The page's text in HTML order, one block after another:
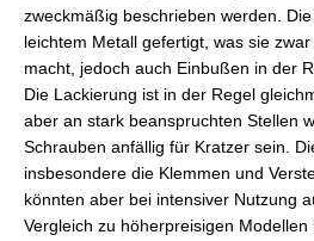
zweckmäßig beschrieben werden.
leichtem Metall gefertigt, was sie
macht, jedoch auch Einbußen in der
Die Lackierung ist in der Regel
aber an stark beanspruchten Stellen
Schrauben anfällig für Kratzer sein.
insbesondere die Klemmen und
könnten aber bei intensiver Nutzung
Vergleich zu höherpreisigen